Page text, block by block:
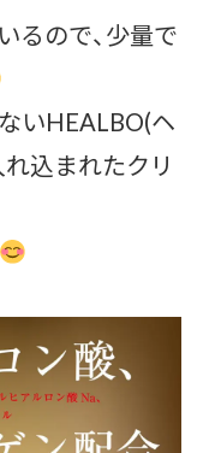
るので、少量で
いHEALBO(ヘ
込まれたクリ